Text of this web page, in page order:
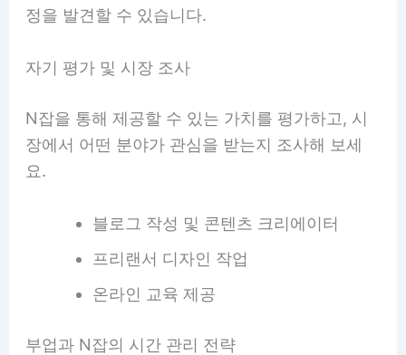
정을 발견할 수 있습니다.
자기 평가 및 시장 조사
N잡을 통해 제공할 수 있는 가치를 평가하고, 시
장에서 어떤 분야가 관심을 받는지 조사해 보세
요.
블로그 작성 및 콘텐츠 크리에이터
프리랜서 디자인 작업
온라인 교육 제공
부업과 N잡의 시간 관리 전략